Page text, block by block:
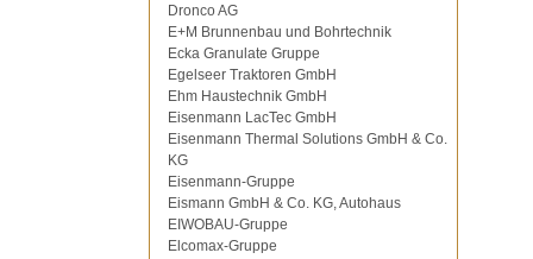
Dronco AG
E+M Brunnenbau und Bohrtechnik
Ecka Granulate Gruppe
Egelseer Traktoren GmbH
Ehm Haustechnik GmbH
Eisenmann LacTec GmbH
Eisenmann Thermal Solutions GmbH & Co.
KG
Eisenmann-Gruppe
Eismann GmbH & Co. KG, Autohaus
EIWOBAU-Gruppe
Elcomax-Gruppe